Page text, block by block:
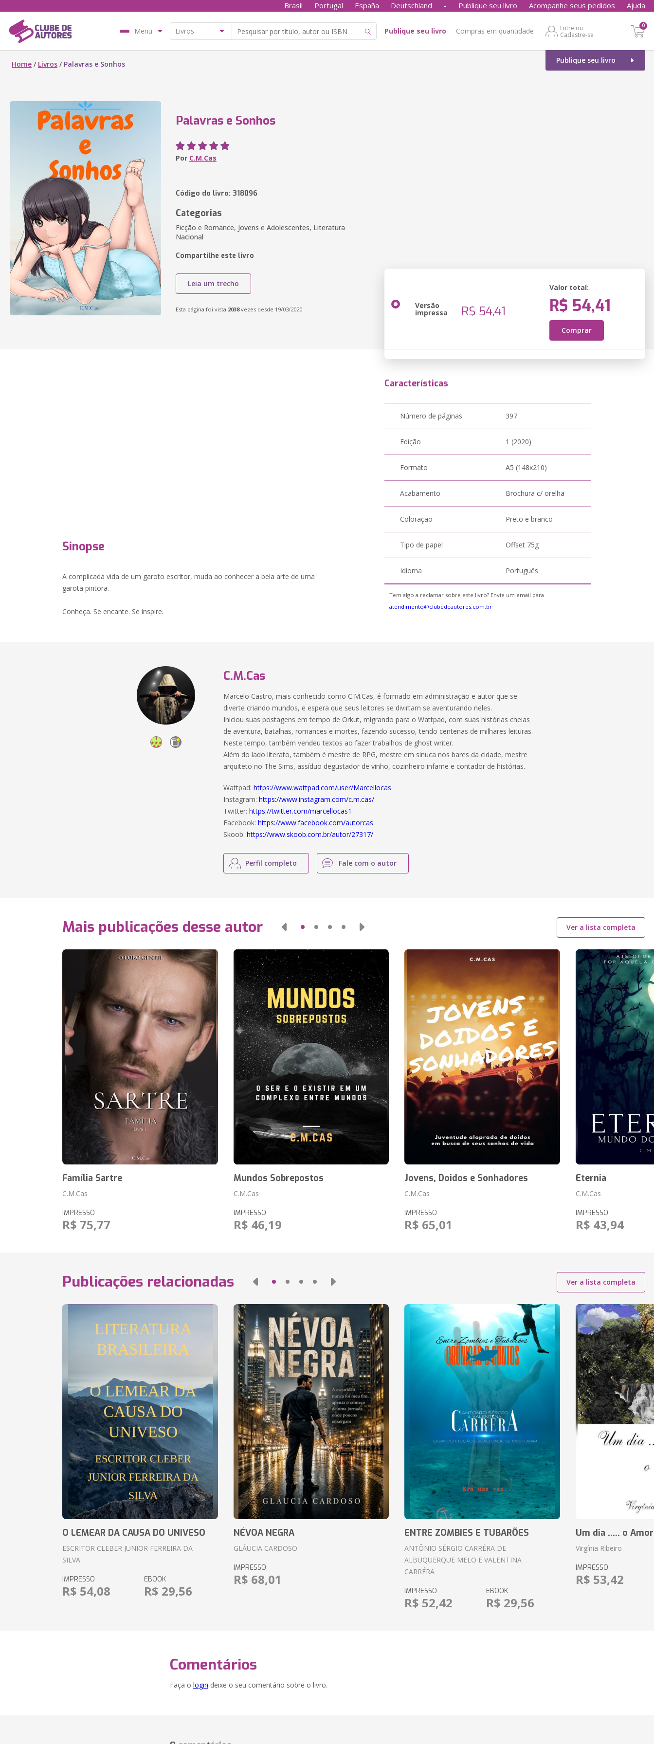
Brasil Portugal España Deutschland - Publique seu livro Acompanhe seus pedidos Ajuda
Menu Publique seu livro Compras em quantidade
Entre ou
Cadastre-se
0
Publique seu livro
Home / Livros / Palavras e Sonhos
Palavras e Sonhos
Por C.M.Cas
Código do livro: 318096
Categorias
Ficção e Romance, Jovens e Adolescentes, Literatura
Nacional
Compartilhe este livro
Leia um trecho
Esta página foi vista 2038vezes desde 19/03/2020 Versão
impressa R$ 54,41
Valor total:
R$ 54,41
Comprar
Sinopse
A complicada vida de um garoto escritor, muda ao conhecer a bela arte de uma
garota pintora.
Conheça. Se encante. Se inspire.
Características
Número de páginas 397
Edição 1 (2020)
Formato A5 (148x210)
Acabamento Brochura c/ orelha
Coloração Preto e branco
Tipo de papel Offset 75g
Idioma Português
Tem algo a reclamar sobre este livro? Envie um email para
atendimento@clubedeautores.com.br
C.M.Cas
Marcelo Castro, mais conhecido como C.M.Cas, é formado em administração e autor que se
diverte criando mundos, e espera que seus leitores se divirtam se aventurando neles.
Iniciou suas postagens em tempo de Orkut, migrando para o Wattpad, com suas histórias cheias
de aventura, batalhas, romances e mortes, fazendo sucesso, tendo centenas de milhares leituras.
Neste tempo, também vendeu textos ao fazer trabalhos de ghost writer.
Além do lado literato, também é mestre de RPG, mestre em sinuca nos bares da cidade, mestre
arquiteto no The Sims, assíduo degustador de vinho, cozinheiro infame e contador de histórias.
Wattpad:https://www.wattpad.com/user/Marcellocas
Instagram:https://www.instagram.com/c.m.cas/
Twitter:https://twitter.com/marcellocas1
Facebook:https://www.facebook.com/autorcas
Skoob:https://www.skoob.com.br/autor/27317/
Perfil completo Fale com o autor
Mais publicações desse autor Ver a lista completa
Família Sartre
C.M.Cas
IMPRESSO
R$ 75,77
Mundos Sobrepostos
C.M.Cas
IMPRESSO
R$ 46,19
Jovens, Doidos e Sonhadores
C.M.Cas
IMPRESSO
R$ 65,01
Eternia
C.M.Cas
IMPRESSO
R$ 43,94
Publicações relacionadas Ver a lista completa
O LEMEAR DA CAUSA DO UNIVESO
ESCRITOR CLEBER JUNIOR FERREIRA DA
SILVA
IMPRESSO
R$ 54,08
EBOOK
R$ 29,56
NÉVOA NEGRA
GLÁUCIA CARDOSO
IMPRESSO
R$ 68,01
ENTRE ZOMBIES E TUBARÕES
ANTÔNIO SÉRGIO CARRÉRA DE
ALBUQUERQUE MELO E VALENTINA
CARRÉRA
IMPRESSO
R$ 52,42
EBOOK
R$ 29,56
Um dia ..... o Amor
Virgínia Ribeiro
IMPRESSO
R$ 53,42
Comentários
Faça o login deixe o seu comentário sobre o livro.